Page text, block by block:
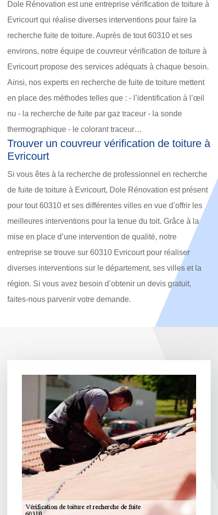
Dole Rénovation est une entreprise vérification de toiture à
Evricourt qui réalise diverses interventions pour faire la
recherche fuite de toiture. Auprès de tout 60310 et ses
environs, notre équipe de couvreur vérification de toiture à
Evricourt propose des services adéquats à chaque besoin.
Ainsi, nos experts en recherche de fuite de toiture mettent
en place des méthodes telles que : - l’identification à l’œil
nu - la recherche de fuite par gaz traceur - la sonde
thermographique - le colorant traceur…
Trouver un couvreur vérification de toiture à
Evricourt
Si vous êtes à la recherche de professionnel en recherche
de fuite de toiture à Evricourt, Dole Rénovation est présent
pour tout 60310 et ses différentes villes en vue d’offrir les
meilleures interventions pour la tenue du toit. Grâce à la
mise en place d’une intervention de qualité, notre
entreprise se trouve sur 60310 Evricourt pour réaliser
diverses interventions sur le département, ses villes et la
région. Si vous avez besoin d’obtenir un devis gratuit,
faites-nous parvenir votre demande.